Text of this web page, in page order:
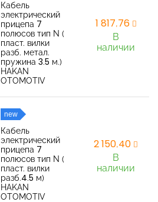
Кабель
электрический
прицепа 7
полюсов тип N (
пласт. вилки
разб. метал.
пружина 3.5 м.)
HAKAN
OTOMOTIV
1 817,76
В
наличии
new
Кабель
электрический
прицепа 7
полюсов тип N (
пласт. вилки
разб.4.5 м)
HAKAN
OTOMOTIV
2 150,40
В
наличии